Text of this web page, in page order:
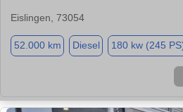
Eislingen, 73054
52.000 km Diesel 180 kw (245